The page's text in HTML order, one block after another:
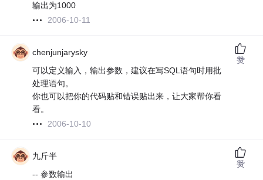
输出为1000
2006-10-11
chenjunjarysky
可以定义输入，输出参数，建议在写SQL语句时用批
处理语句。
你也可以把你的代码贴和错误贴出来，让大家帮你看
看。
2006-10-10
赞
九斤半
-- 参数输出
赞